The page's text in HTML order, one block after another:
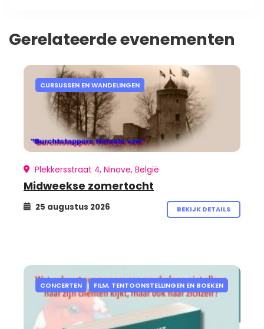
Gerelateerde evenementen
CURSUSSEN EN WANDELINGEN
Plekkersstraat 4, Ninove, België
Midweekse zomertocht
25 augustus 2026 BEKIJK DETAILS
CONCERTEN FILM, TENTOONSTELLINGEN EN BOEKEN